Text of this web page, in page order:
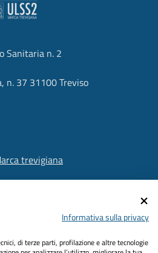
Sanitaria n. 2
n. 37 31100 Treviso
trevigiana
Informativa sulla privacy
di terze parti, profilazione e altre tecnologie